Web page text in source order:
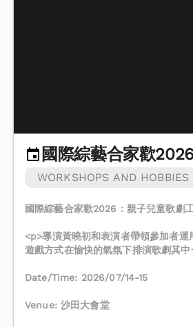
國際綜藝合家歡
WORKSHOPS AND HOBBIES
國際綜藝合家歡2026：親子兒童歌劇
<p>導演黃曉初和表演者帶領參加者運
遊戲方式在愉快的氣氛下排演歌劇其
Date/Time: 2026/07/14-15
Venue: 沙田大會堂